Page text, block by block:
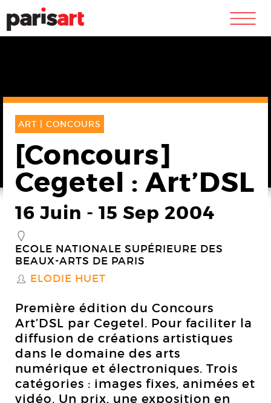
m
ART | CONCOURS
[Concours]
Cegetel : Art’DSL
16 Juin - 15 Sep 2004
_
ECOLE NATIONALE SUPÉRIEURE DES
BEAUX-ARTS DE PARIS
S ELODIE HUET
Première édition du Concours
Art’DSL par Cegetel. Pour faciliter la
diffusion de créations artistiques
dans le domaine des arts
numérique et électroniques. Trois
catégories : images fixes, animées et
vidéo. Un prix, une exposition en